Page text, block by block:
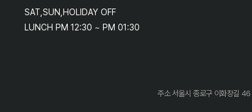
SAT,SUN,HOLIDAY OFF
LUNCH PM 12:30 ~ PM 01:30
주소 서울시 종로구 이화장길 46